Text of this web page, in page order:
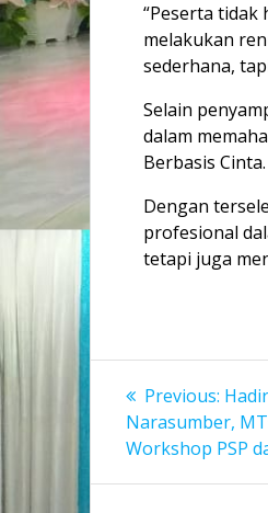
“Peserta
melakukan
sederhana,
Selain
dalam
Berbasis Cinta.
Dengan
profesional
tetapi juga
pos
Previous:
post:
Narasumber,
Workshop PSP